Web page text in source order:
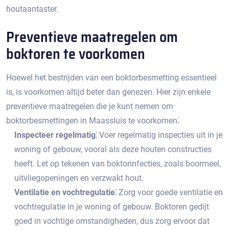
houtaantaster.​
Preventieve maatregelen om
boktoren te voorkomen
Hoewel het bestrijden van een boktorbesmetting essentieel
is, is voorkomen altijd beter dan genezen.​ Hier zijn enkele
preventieve maatregelen die je kunt nemen om
boktorbesmettingen in Maassluis te voorkomen⁚
Inspecteer regelmatig⁚ Voer regelmatig inspecties uit in je
woning of gebouw, vooral als deze houten constructies
heeft.​ Let op tekenen van boktorinfecties, zoals boormeel,
uitvliegopeningen en verzwakt hout.​
Ventilatie en vochtregulatie⁚ Zorg voor goede ventilatie en
vochtregulatie in je woning of gebouw.​ Boktoren gedijt
goed in vochtige omstandigheden, dus zorg ervoor dat